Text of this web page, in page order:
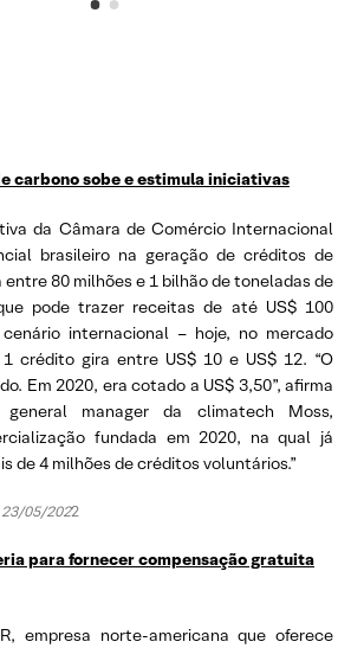
carbono sobe e estimula iniciativas
da Câmara de Comércio Internacional
brasileiro na geração de créditos de
80 milhões e 1 bilhão de toneladas de
pode trazer receitas de até US$ 100
internacional – hoje, no mercado
crédito gira entre US$ 10 e US$ 12. “O
Em 2020, era cotado a US$ 3,50”, afirma
general manager da climatech Moss,
fundada em 2020, na qual já
de 4 milhões de créditos voluntários.”
23/05/2022
para fornecer compensação gratuita
empresa norte-americana que oferece